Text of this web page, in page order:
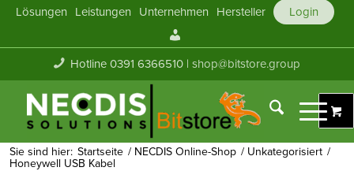
Lösungen Leistungen Unternehmen Hersteller
Login
Konto
Hotline 0391 6366510 |shop@bitstore.group
Sie sind hier: Startseite / NECDIS Online-Shop / Unkategorisiert /
Honeywell USB Kabel